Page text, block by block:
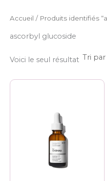
Accueil / Produits identifiés
ascorbyl glucoside
Voici le seul résultat